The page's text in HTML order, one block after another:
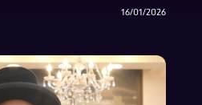
16/01/2026